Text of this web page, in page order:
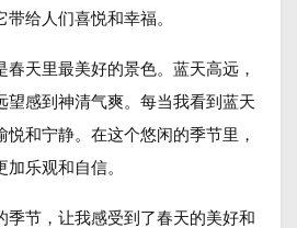
给人们喜悦和幸福。
天里最美好的景色。蓝天高远，
望感到神清气爽。每当我看到蓝天
和宁静。在这个悠闲的季节里，
乐观和自信。
季节，让我感受到了春天的美好和